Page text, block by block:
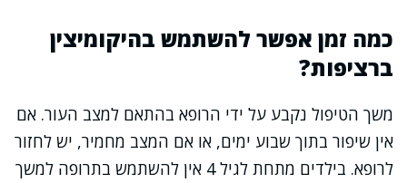
כמה זמן אפשר להשתמש בהיקומיצין
ברציפות?
משך הטיפול נקבע על ידי הרופא בהתאם למצב העור. אם
אין שיפור בתוך שבוע ימים, או אם המצב מחמיר, יש לחזור
לרופא. בילדים מתחת לגיל 4 אין להשתמש בתרופה למשך